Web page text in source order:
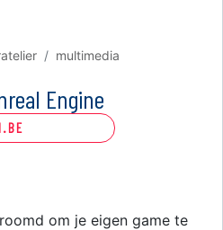
multimedia
Engine
om je eigen game te